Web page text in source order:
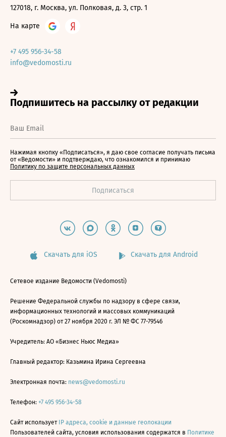
127018, г. Москва, ул. Полковая, д. 3, стр. 1
На карте
+7 495 956-34-58
info@vedomosti.ru
Нажимая кнопку «Подписаться», я даю свое согласие получать письма
от «Ведомости» и подтверждаю, что ознакомился и принимаю
Политику по защите персональных данных
Скачать для iOS Скачать для Android
Сетевое издание Ведомости (Vedomosti)
Решение Федеральной службы по надзору в сфере связи,
информационных технологий и массовых коммуникаций
(Роскомнадзор) от 27 ноября 2020 г. ЭЛ № ФС 77-79546
Учредитель: АО «Бизнес Ньюс Медиа»
Главный редактор: Казьмина Ирина Сергеевна
Электронная почта: news@vedomosti.ru
Телефон: +7 495 956-34-58
Сайт использует IP адреса, cookie и данные геолокации
Пользователей сайта, условия использования содержатся в Политике